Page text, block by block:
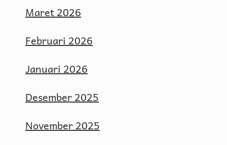
Maret 2026
Februari 2026
Januari 2026
Desember 2025
November 2025